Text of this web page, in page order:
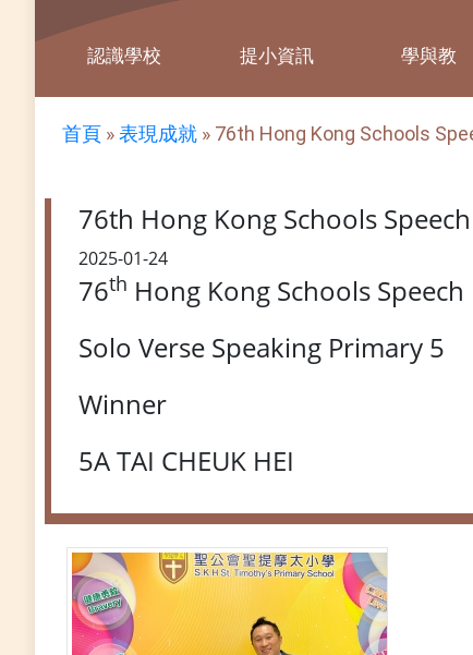
認識學校 提小資訊 學與教
首頁 »表現成就 » 76th Hong Kong Schools
76th Hong Kong Schools
2025-01-24
76th Hong Kong Schools Speech
Solo Verse Speaking Primary 5
Winner
5A TAI CHEUK HEI